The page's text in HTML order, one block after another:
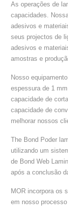
As operações de
capacidades.
adesivos e
seus projectos de
adesivos e
amostras e
Nosso
espessura de 1
capacidade de
capacidade de
melhorar nossos
The Bond Poder
utilizando um
de Bond Web
após a conclusão
MOR incorpora os
em nosso